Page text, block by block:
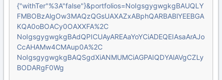
{"withTer"%3A"false"}&portfolios=NoIgsgygwgkgBAUQLY
FMBOBzAlgOw3MAQzQGsUAXAZxABphQARBABlYEEBGA
KQA0oBOACy0OAXXFA%2C
NoIgsgygwgkgBAdQPICUAyAREAaYoYCiADEQEIAsaArAJo
CcAHAMw4CMAup0A%2C
NoIgsgygwgkgBAQSgdXiANMUMCiAGPAIQDYAlAVgCZLy
BODARgF0Wg